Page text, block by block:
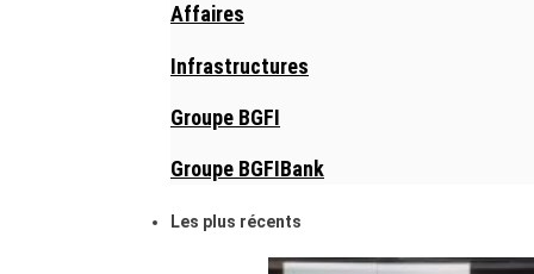
Affaires
Infrastructures
Groupe BGFI
Groupe BGFIBank
Les plus récents